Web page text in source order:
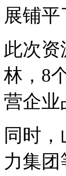
展铺平
此次
林，8
营企业
同时
力集